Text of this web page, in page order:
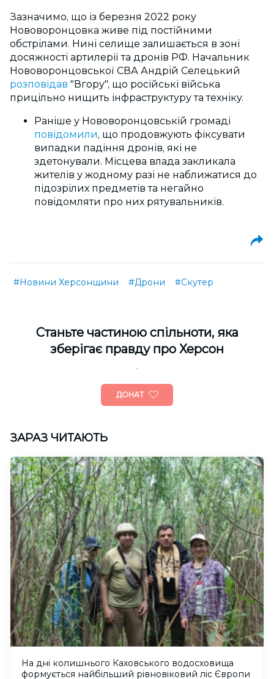
Зазначимо, що із березня 2022 року
Нововоронцовка живе під постійними
обстрілами. Нині селище залишається в зоні
досяжності артилерії та дронів РФ. Начальник
Нововоронцовської СВА Андрій Селецький
розповідав "Вгору", що російські війська
прицільно нищить інфраструктуру та техніку.
Раніше у Нововоронцовській громаді
повідомили, що продовжують фіксувати
випадки падіння дронів, які не
здетонували. Місцева влада закликала
жителів у жодному разі не наближатися до
підозрілих предметів та негайно
повідомляти про них рятувальників.
#Новини Херсонщини #Дрони #Скутер
Cтаньте частиною спільноти, яка
зберігає правду про Херсон
ДОНАТ
ЗАРАЗ ЧИТАЮТЬ
На дні колишнього Каховського водосховища
формується найбільший рівновіковий ліс Європи